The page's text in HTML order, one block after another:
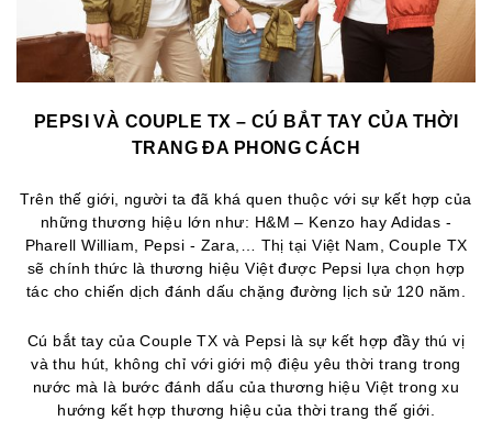
PEPSI VÀ COUPLE TX – CÚ BẮT TAY CỦA THỜI
TRANG ĐA PHONG CÁCH
Trên thế giới, người ta đã khá quen thuộc với sự kết hợp của
những thương hiệu lớn như: H&M – Kenzo hay Adidas -
Pharell William, Pepsi - Zara,… Thị tại Việt Nam, Couple TX
sẽ chính thức là thương hiệu Việt được Pepsi lựa chọn hợp
tác cho chiến dịch đánh dấu chặng đường lịch sử 120 năm.
Cú bắt tay của Couple TX và Pepsi là sự kết hợp đầy thú vị
và thu hút, không chỉ với giới mộ điệu yêu thời trang trong
nước mà là bước đánh dấu của thương hiệu Việt trong xu
hướng kết hợp thương hiệu của thời trang thế giới.